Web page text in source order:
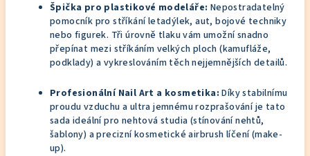
Špička pro plastikové modeláře: Nepostradatelný
pomocník pro stříkání letadýlek, aut, bojové techniky
nebo figurek. Tři úrovně tlaku vám umožní snadno
přepínat mezi stříkáním velkých ploch (kamufláže,
podklady) a vykreslováním těch nejjemnějších detailů.
Profesionální Nail Art a kosmetika: Díky stabilnímu
proudu vzduchu a ultra jemnému rozprašování je tato
sada ideální pro nehtová studia (stínování nehtů,
šablony) a precizní kosmetické airbrush líčení (make-
up).